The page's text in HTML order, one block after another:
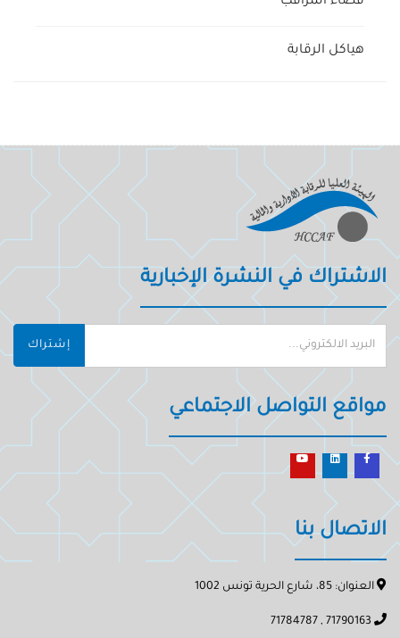
هياكل الرقابة
الاشتراك في النشرة الإخبارية
إشتراك
مواقع التواصل الاجتماعي
الاتصال بنا
العنوان: 85، شارع الحرية تونس 1002